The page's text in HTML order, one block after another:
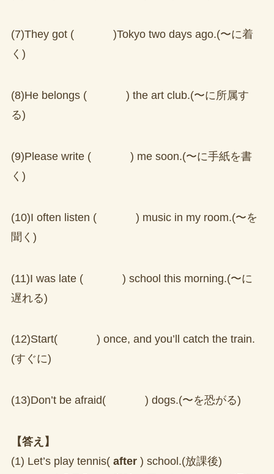
(7)They got ( )Tokyo two days ago.(〜に着
く)
(8)He belongs ( ) the art club.(〜に所属す
る)
(9)Please write ( ) me soon.(〜に手紙を書
く)
(10)I often listen ( ) music in my room.(〜を
聞く)
(11)I was late ( ) school this morning.(〜に
遅れる)
(12)Start( ) once, and you’ll catch the train.
(すぐに)
(13)Don’t be afraid( ) dogs.(〜を恐がる)
【答え】
(1) Let’s play tennis( after ) school.(放課後)